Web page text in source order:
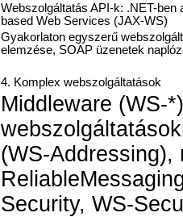
Webszolgáltatás API-k: .NET-
based Web Services (JAX-WS)
Gyakorlaton egyszerű
elemzése, SOAP üzenetek
4. Komplex webszolgáltatások
Middleware (WS-
(WS-
Security, WS-